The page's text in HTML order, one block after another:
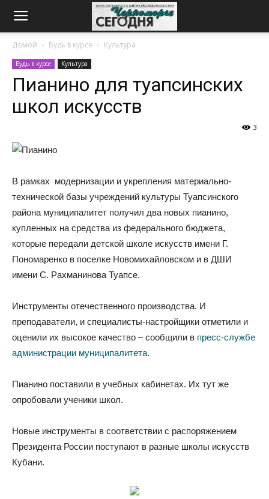
Домой Будь в курсе Культура
Будь в курсе Культура
Пианино для туапсинских
школ искусств
3
В рамках модернизации и укрепления материально-
технической базы учреждений культуры Туапсинского
района муниципалитет получил два новых пианино,
купленных на средства из федерального бюджета,
которые передали детской школе искусств имени Г.
Пономаренко в поселке Новомихайловском и в ДШИ
имени С. Рахманинова Туапсе.
Инструменты отечественного производства. И
преподаватели, и специалисты-настройщики отметили и
оценили их высокое качество – сообщили в пресс-службе
администрации муниципалитета.
Пианино поставили в учебных кабинетах. Их тут же
опробовали ученики школ.
Новые инструменты в соответствии с распоряжением
Президента России поступают в разные школы искусств
Кубани.